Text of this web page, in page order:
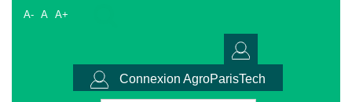
A- A A+
Connexion AgroParisTech